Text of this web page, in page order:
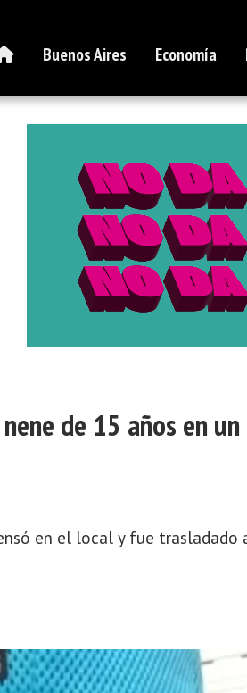
Buenos Aires Economía
de 15 años en
en el local y fue